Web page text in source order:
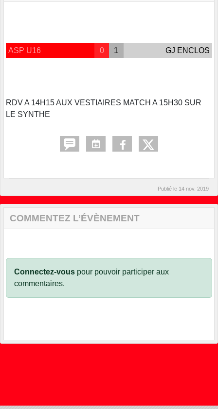
ASP U16 0 1 GJ ENCLOS
RDV A 14H15 AUX VESTIAIRES MATCH A 15H30 SUR
LE SYNTHE
Publié le 14 nov. 2019
COMMENTEZ L’ÉVÈNEMENT
Connectez-vous pour pouvoir participer aux
commentaires.